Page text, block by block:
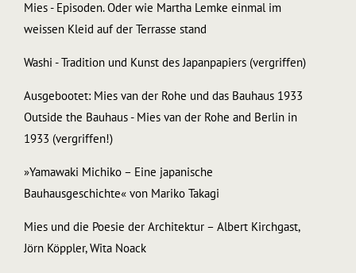
Mies - Episoden. Oder wie Martha Lemke einmal im
weissen Kleid auf der Terrasse stand
Washi - Tradition und Kunst des Japanpapiers (vergriffen)
Ausgebootet: Mies van der Rohe und das Bauhaus 1933
Outside the Bauhaus - Mies van der Rohe and Berlin in
1933 (vergriffen!)
»Yamawaki Michiko – Eine japanische
Bauhausgeschichte« von Mariko Takagi
Mies und die Poesie der Architektur – Albert Kirchgast,
Jörn Köppler, Wita Noack